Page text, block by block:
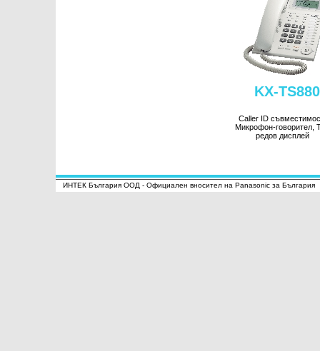
KX-TS880
Caller ID
Микрофон-говорител,
редов дисплей
ИНТЕК България ООД - Официален вносител на Panasonic за България